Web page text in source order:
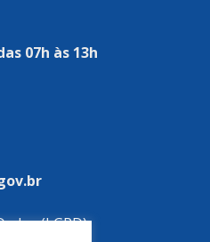
07h às 13h
(LGPD)